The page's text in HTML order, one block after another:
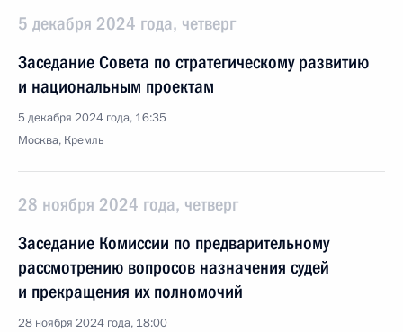
5 декабря 2024 года, четверг
Заседание Совета по стратегическому развитию
и национальным проектам
5 декабря 2024 года, 16:35
Москва, Кремль
28 ноября 2024 года, четверг
Заседание Комиссии по предварительному
рассмотрению вопросов назначения судей
и прекращения их полномочий
28 ноября 2024 года, 18:00